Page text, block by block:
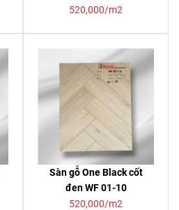
520,000/m2
Sàn gỗ One Black cốt
đen WF 01-10
520,000/m2